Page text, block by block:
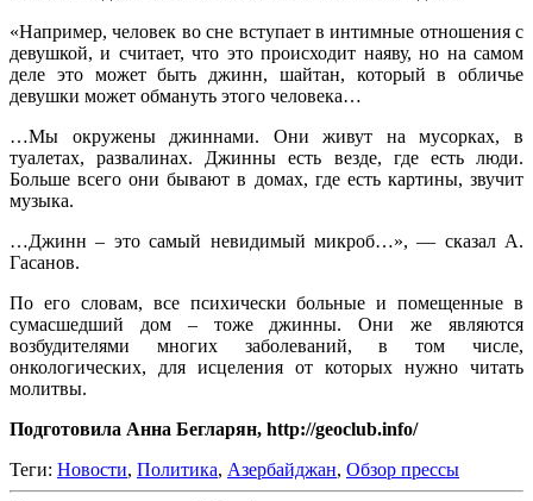
«Например, человек во сне вступает в интимные отношения с
девушкой, и считает, что это происходит наяву, но на самом
деле это может быть джинн, шайтан, который в обличье
девушки может обмануть этого человека…
…Мы окружены джиннами. Они живут на мусорках, в
туалетах, развалинах. Джинны есть везде, где есть люди.
Больше всего они бывают в домах, где есть картины, звучит
музыка.
…Джинн – это самый невидимый микроб…», — сказал А.
Гасанов.
По его словам, все психически больные и помещенные в
сумасшедший дом – тоже джинны. Они же являются
возбудителями многих заболеваний, в том числе,
онкологических, для исцеления от которых нужно читать
молитвы.
Подготовила Анна Бегларян, http://geoclub.info/
Теги: Новости, Политика, Азербайджан, Обзор прессы